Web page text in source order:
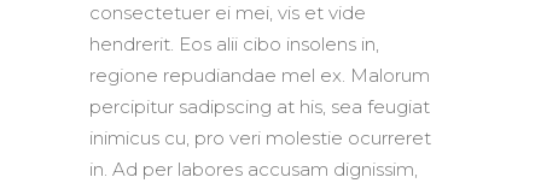
consectetuer ei mei, vis et vide
hendrerit. Eos alii cibo insolens in,
regione repudiandae mel ex. Malorum
percipitur sadipscing at his, sea feugiat
inimicus cu, pro veri molestie ocurreret
in. Ad per labores accusam dignissim,